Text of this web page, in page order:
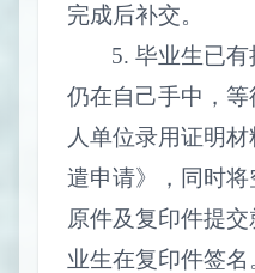
完成后补交。
5. 毕业生已有
仍在自己手中，
人单位录用证明
遣申请》，同时将
原件及复印件提
业生在复印件签